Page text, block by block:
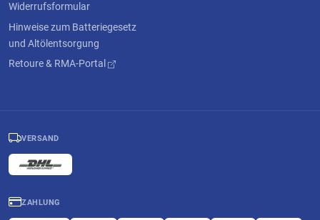
Widerrufsformular
Hinweise zum Batteriegesetz
und Altölentsorgung
Retoure & RMA-Portal
VERSAND
ZAHLUNG